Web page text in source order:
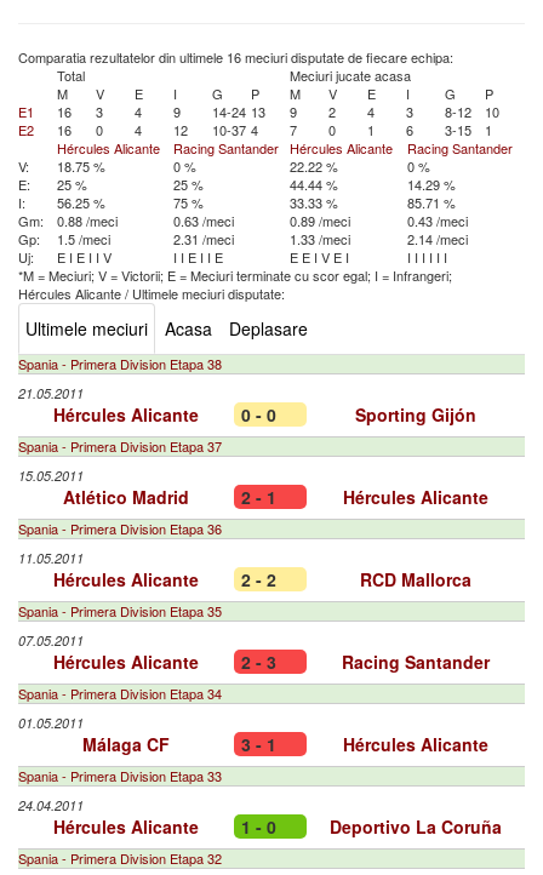
Comparatia rezultatelor din ultimele 16 meciuri disputate de fiecare echipa:
Total
Meciuri jucate acasa
M
V E I G P M V E I G
P
E1
16 3 4 9 14-24 13 9 2 4 3 8-12
10
E2
16 0 4 12 10-37 4 7 0 1 6 3-15
1
Hércules Alicante
Racing Santander Hércules Alicante
Racing Santander
V:
18.75 % 0 % 22.22 %
0 %
E:
25 % 25 % 44.44 %
14.29 %
I:
56.25 % 75 % 33.33 %
85.71 %
Gm:
0.88 /meci 0.63 /meci 0.89 /meci
0.43 /meci
Gp:
1.5 /meci 2.31 /meci 1.33 /meci
2.14 /meci
Uj:
E I E I I V I I E I I E E E I V E I I I I I I I
*M = Meciuri; V = Victorii; E = Meciuri terminate cu scor egal; I = Infrangeri;
Hércules Alicante/ Ultimele meciuri disputate:
Ultimele meciuri Acasa Deplasare
Spania - Primera Division Etapa 38
21.05.2011
Hércules Alicante 0 - 0 Sporting Gijón
Spania - Primera Division Etapa 37
15.05.2011
Atlético Madrid 2 - 1 Hércules Alicante
Spania - Primera Division Etapa 36
11.05.2011
Hércules Alicante 2 - 2 RCD Mallorca
Spania - Primera Division Etapa 35
07.05.2011
Hércules Alicante 2 - 3 Racing Santander
Spania - Primera Division Etapa 34
01.05.2011
Málaga CF 3 - 1 Hércules Alicante
Spania - Primera Division Etapa 33
24.04.2011
Hércules Alicante 1 - 0 Deportivo La Coruña
Spania - Primera Division Etapa 32